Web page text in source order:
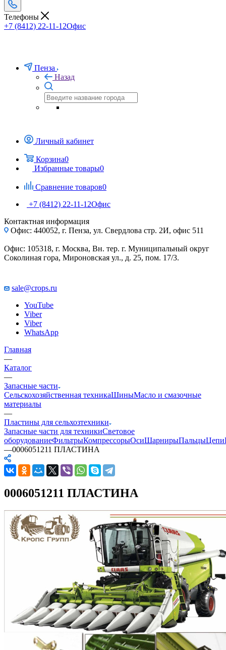
Телефоны
+7 (8412) 22-11-12Офис
Пенза
Назад
Личный кабинет
Корзина0
Избранные товары0
Сравнение товаров0
+7 (8412) 22-11-12Офис
Контактная информация
Офис: 440052, г. Пенза, ул. Свердлова стр. 2И, офис 511
Офис: 105318, г. Москва, Вн. тер. г. Муниципальный округ
Соколиная гора, Мироновская ул., д. 25, пом. 17/3.
sale@crops.ru
YouTube
Viber
Viber
WhatsApp
Главная
—
Каталог
—
Запасные части
Сельскохозяйственная техникаШиныМасло и смазочные
материалы
—
Пластины для сельхозтехники
Запасные части для техникиСветовое
оборудованиеФильтрыКомпрессорыОсиШарнирыПальцыЦепи
—0006051211 ПЛАСТИНА
0006051211 ПЛАСТИНА